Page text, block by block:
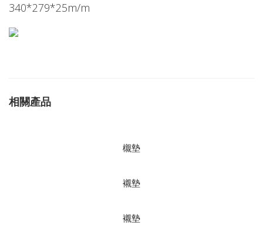
340*279*25m/m
相關產品
櫬墊
襯墊
襯墊